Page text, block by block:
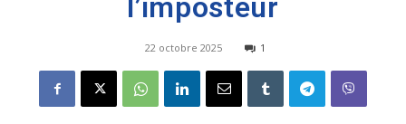
l’imposteur
22 octobre 2025 1